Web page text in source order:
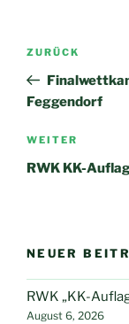
Vorheriger
Beitrag
ZURÜCK
Feggendorf
Nächster
Beitrag
WEITER
RWK KK-
NEUER
RWK „KK-
August 6, 2026